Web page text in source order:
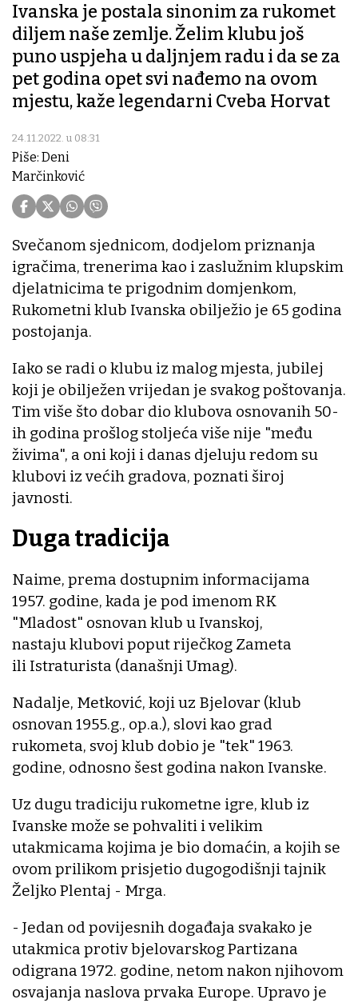
Ivanska je postala sinonim za rukomet
diljem naše zemlje. Želim klubu još
puno uspjeha u daljnjem radu i da se za
pet godina opet svi nađemo na ovom
mjestu, kaže legendarni Cveba Horvat
24.11.2022. u 08:31
Piše: Deni
Marčinković
Svečanom sjednicom, dodjelom priznanja
igračima, trenerima kao i zaslužnim klupskim
djelatnicima te prigodnim domjenkom,
Rukometni klub Ivanska obilježio je 65 godina
postojanja.
Iako se radi o klubu iz malog mjesta, jubilej
koji je obilježen vrijedan je svakog poštovanja.
Tim više što dobar dio klubova osnovanih 50-
ih godina prošlog stoljeća više nije "među
živima", a oni koji i danas djeluju redom su
klubovi iz većih gradova, poznati široj
javnosti.
Duga tradicija
Naime, prema dostupnim informacijama
1957. godine, kada je pod imenom RK
"Mladost" osnovan klub u Ivanskoj,
nastaju klubovi poput riječkog Zameta
ili Istraturista (današnji Umag).
Nadalje, Metković, koji uz Bjelovar (klub
osnovan 1955.g., op.a.), slovi kao grad
rukometa, svoj klub dobio je "tek" 1963.
godine, odnosno šest godina nakon Ivanske.
Uz dugu tradiciju rukometne igre, klub iz
Ivanske može se pohvaliti i velikim
utakmicama kojima je bio domaćin, a kojih se
ovom prilikom prisjetio dugogodišnji tajnik
Željko Plentaj - Mrga.
- Jedan od povijesnih događaja svakako je
utakmica protiv bjelovarskog Partizana
odigrana 1972. godine, netom nakon njihovom
osvajanja naslova prvaka Europe. Upravo je